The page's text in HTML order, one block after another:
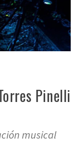
Pinelli
musical